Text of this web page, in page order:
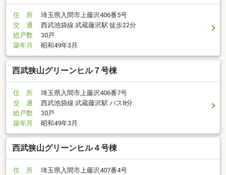
住 所
埼玉県入間市上藤沢406番5号
交 通
西武池袋線 武蔵藤沢駅 徒歩22分
総戸数
30戸
築年月
昭和49年3月
西武狭山グリーンヒル７号棟
住 所
埼玉県入間市上藤沢406番7号
交 通
西武池袋線 武蔵藤沢駅 バス8分
総戸数
30戸
築年月
昭和49年3月
西武狭山グリーンヒル４号棟
住 所
埼玉県入間市上藤沢407番4号